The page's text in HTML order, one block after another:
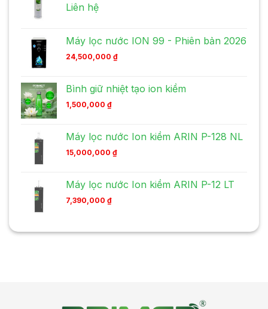
Liên hệ
Máy lọc nước ION 99 - Phiên bản 2026
24,500,000 ₫
Bình giữ nhiệt tạo ion kiềm
1,500,000 ₫
Máy lọc nước Ion kiềm ARIN P-128 NL
15,000,000 ₫
Máy lọc nước Ion kiềm ARIN P-12 LT
7,390,000 ₫